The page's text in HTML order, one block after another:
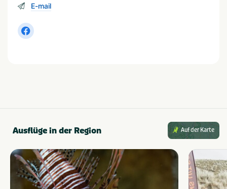
E-mail
Ausflüge in der Region Auf der Karte